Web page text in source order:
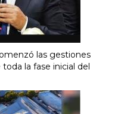
las gestiones
la fase inicial del